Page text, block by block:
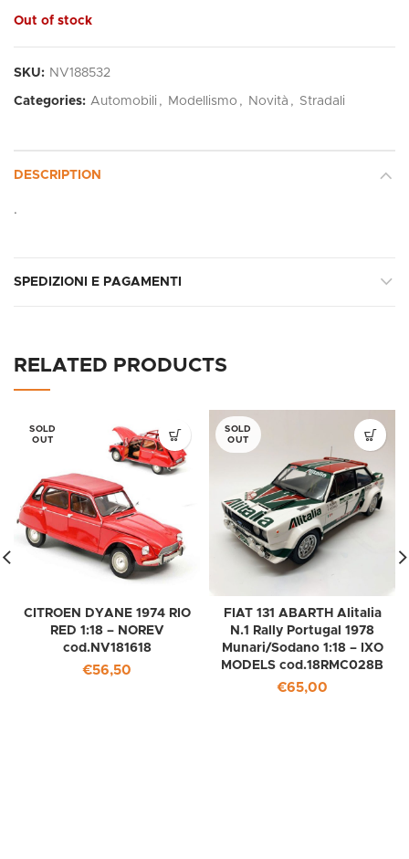
Out of stock
SKU: NV188532
Categories: Automobili , Modellismo , Novità , Stradali
DESCRIPTION
.
SPEDIZIONI E PAGAMENTI
RELATED PRODUCTS
SOLD
OUT
CITROEN DYANE 1974 RIO
RED 1:18 – NOREV
cod.NV181618
€56,50
SOLD
OUT
FIAT 131 ABARTH Alitalia
N.1 Rally Portugal 1978
Munari/Sodano 1:18 – IXO
MODELS cod.18RMC028B
€65,00